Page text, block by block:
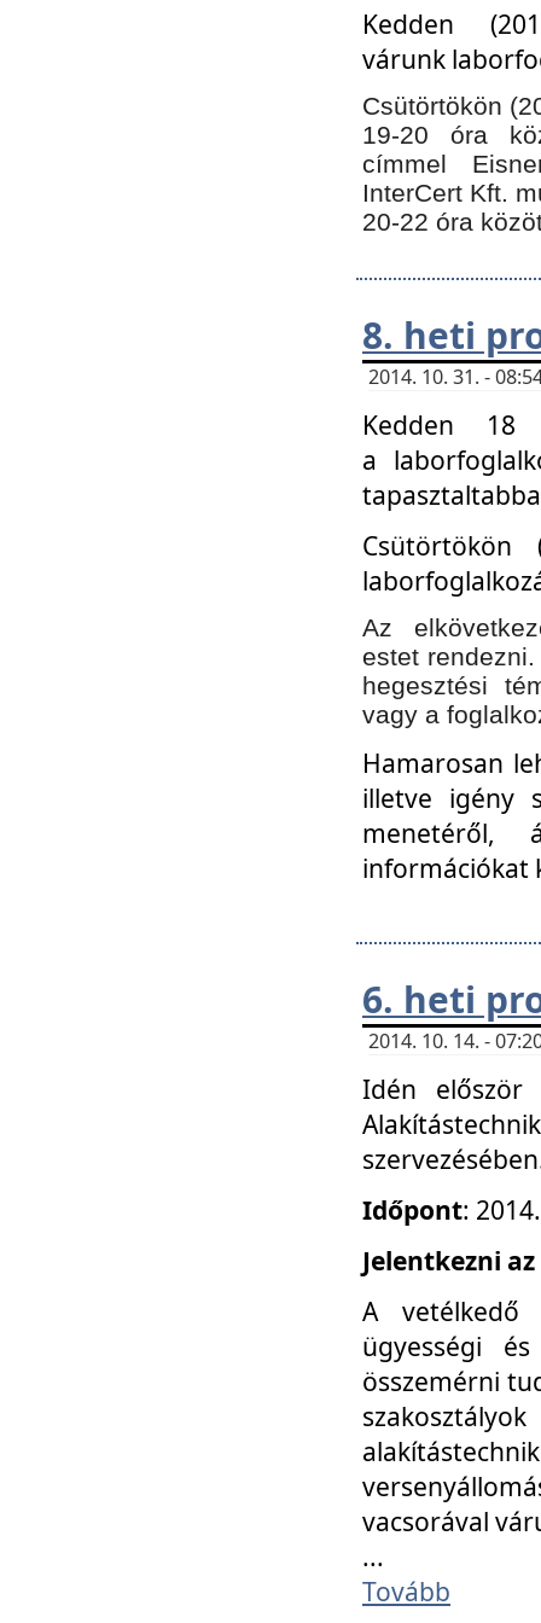
Kedden
várunk
Csütörtökön
19-20 óra
címmel
InterCert Kft.
20-22 óra
8. heti
2014. 10. 31. -
Kedden 18
a
Az
estet
hegesztési
vagy a
Hamarosan
illetve igény
menetéről,
információkat
6. heti
2014. 10. 14. -
Idén
Időpont:
Jelentkezni az
A vetélkedő
ügyességi
összemérni
vacsorával
...
Tovább